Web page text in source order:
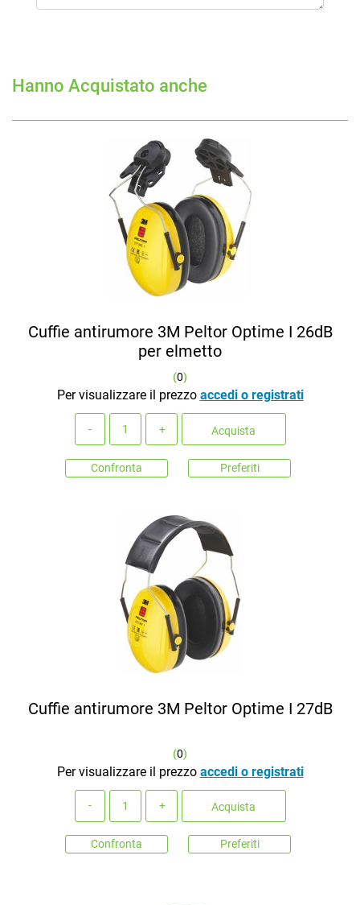
Hanno Acquistato anche
Cuffie antirumore 3M Peltor Optime I 26dB
per elmetto
(0)
Per visualizzare il prezzo accedi o registrati
Acquista
Confronta Preferiti
Cuffie antirumore 3M Peltor Optime I 27dB
(0)
Per visualizzare il prezzo accedi o registrati
Acquista
Confronta Preferiti